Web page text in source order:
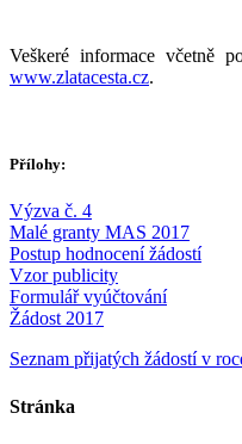
Veškeré informace včetně
www.zlatacesta.cz.
Přílohy:
Výzva č. 4
Malé granty MAS 2017
Postup hodnocení žádostí
Vzor publicity
Formulář vyúčtování
Žádost 2017
Seznam přijatých žádostí v
Stránka